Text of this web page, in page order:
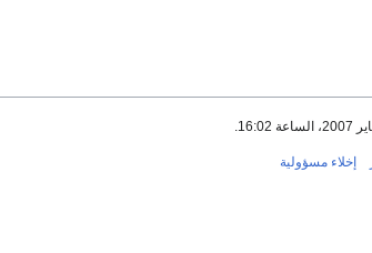
إخلاء مسؤولية